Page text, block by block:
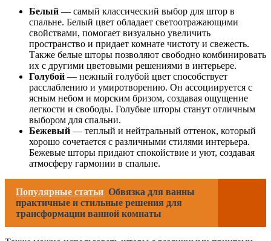
Белый — самый классический выбор для штор в
спальне. Белый цвет обладает светоотражающими
свойствами, помогает визуально увеличить
пространство и придает комнате чистоту и свежесть.
Также белые шторы позволяют свободно комбинировать
их с другими цветовыми решениями в интерьере.
Голубой — нежный голубой цвет способствует
расслаблению и умиротворению. Он ассоциируется с
ясным небом и морским бризом, создавая ощущение
легкости и свободы. Голубые шторы станут отличным
выбором для спальни.
Бежевый — теплый и нейтральный оттенок, который
хорошо сочетается с различными стилями интерьера.
Бежевые шторы придают спокойствие и уют, создавая
атмосферу гармонии в спальне.
Популярные статьи Обвязка для ванны
практичные и стильные решения для
трансформации ванной комнаты